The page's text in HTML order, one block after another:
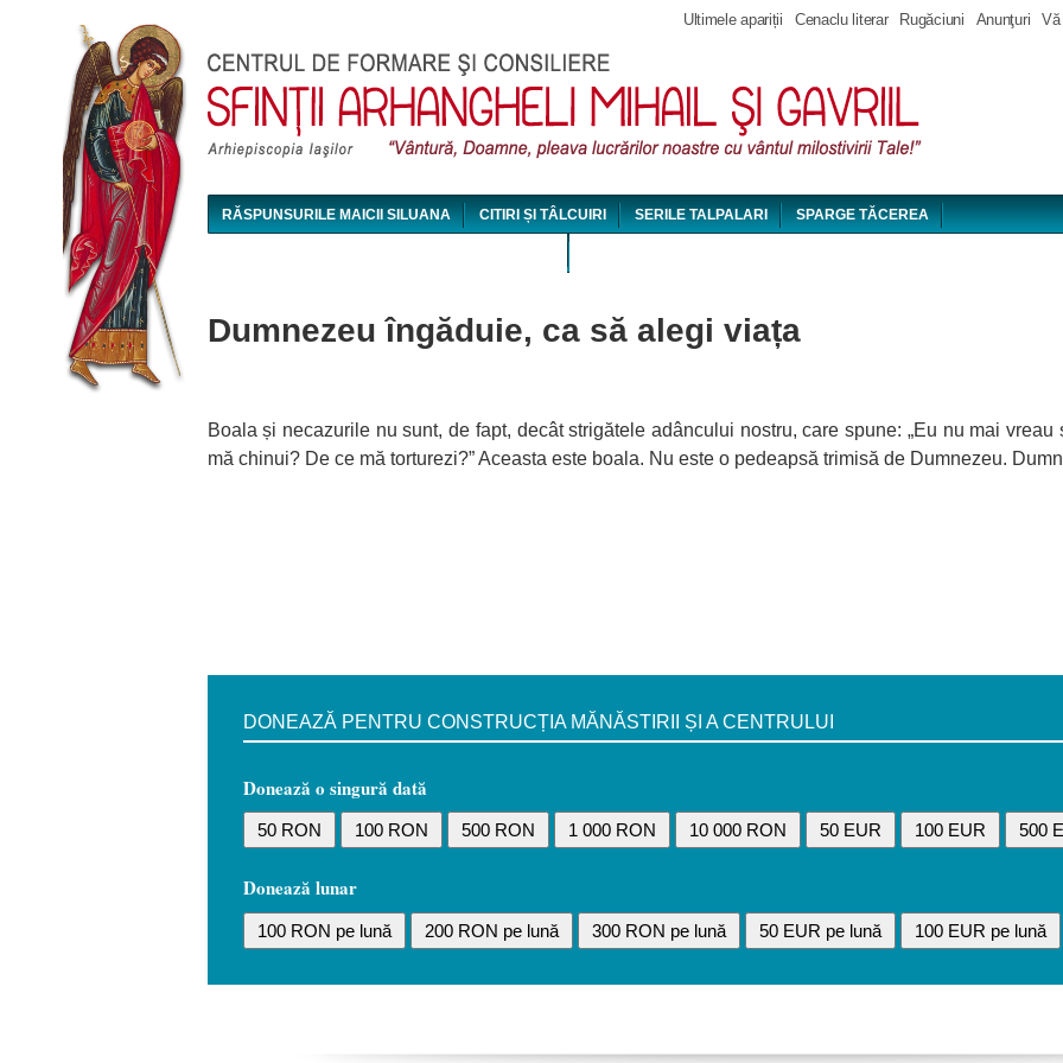
Jump to navigation
Ultimele apariții Cenaclu literar Rugăciuni Anunţuri Vă
RĂSPUNSURILE MAICII SILUANA CITIRI ȘI TÂLCUIRI SERILE TALPALARI SPARGE TĂCEREA
Dumnezeu îngăduie, ca să alegi viața
Boala și necazurile nu sunt, de fapt, decât strigătele adâncului nostru, care spune: „Eu nu mai
mă chinui? De ce mă torturezi?” Aceasta este boala. Nu este o pedeapsă trimisă de Dumnezeu.
DONEAZĂ PENTRU CONSTRUCȚIA MĂNĂSTIRII ȘI A CENTRULUI
Donează o singură dată
50 RON 100 RON 500 RON 1 000 RON 10 000 RON 50 EUR 100 EUR 500
Donează lunar
100 RON pe lună 200 RON pe lună 300 RON pe lună 50 EUR pe lună 100 EUR pe lună